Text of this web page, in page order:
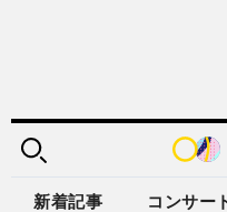
新着記事 コンサー